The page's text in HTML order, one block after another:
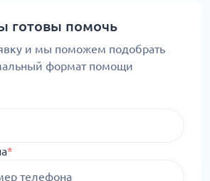
готовы помочь
и мы поможем подобрать
формат помощи
*